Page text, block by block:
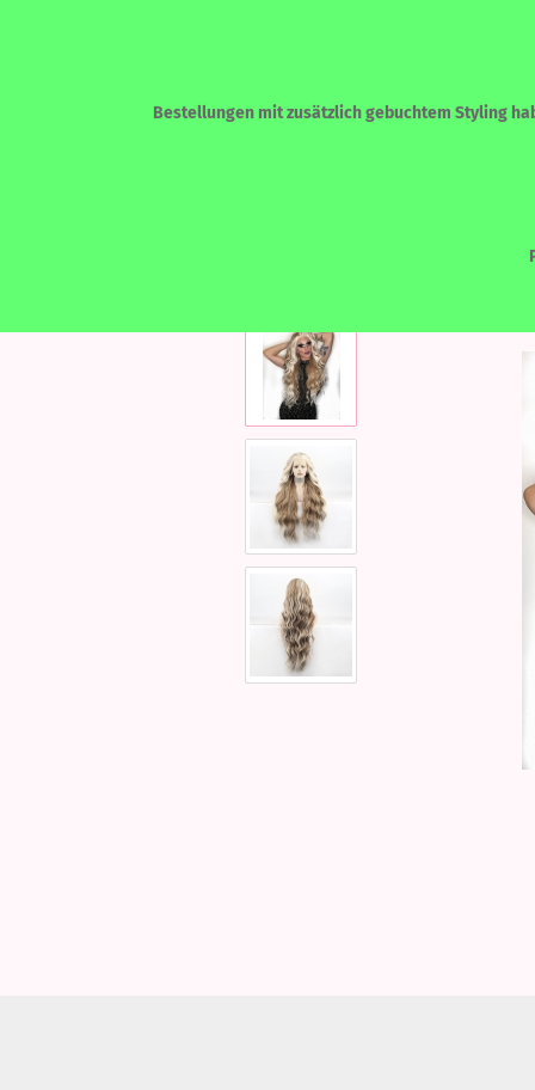
Bestellungen mit zusätzlich gebuchtem Styling